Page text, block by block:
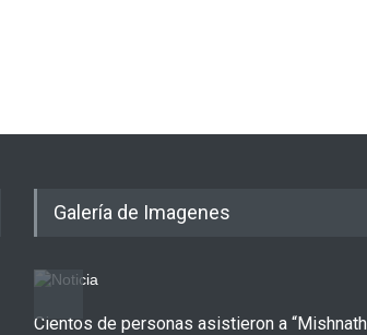
Galería de Imagenes
Cientos de personas asistieron a